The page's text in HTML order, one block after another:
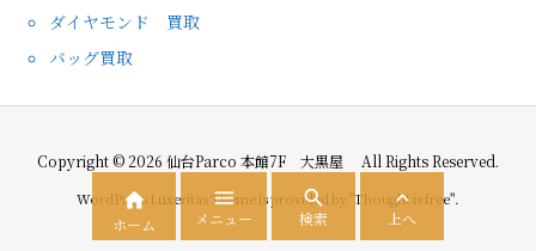
ダイヤモンド 買取
バッグ買取
Copyright ©2026 仙台Parco 本館7F 大黒屋 All Rights Reserved.
WordPress Luxeritas Theme is provided by " Thought is free".

ホーム

メニュー

検索

上へ